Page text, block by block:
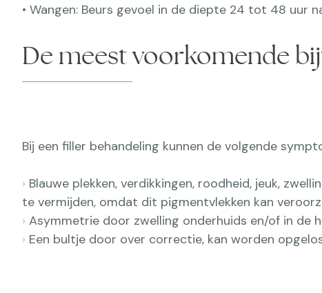
• Wangen: Beurs gevoel in de diepte 24 tot 48 uur
De meest voorkomende
Bij een filler behandeling kunnen de volgende
› Blauwe plekken, verdikkingen, roodheid, jeuk,
te vermijden, omdat dit pigmentvlekken kan
› Asymmetrie door zwelling onderhuids en/of in de
› Een bultje door over correctie, kan worden